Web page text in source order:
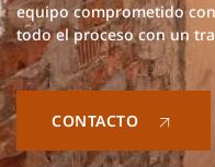
equipo comprometido
todo el proceso con un
CONTACTO